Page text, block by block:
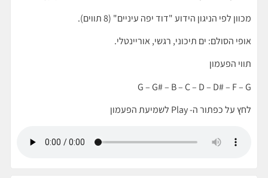
מכוון לפי הניגון הידוע "דוד יפה עיניים" (8 תווים).
אופי הסולם: ים תיכוני, רגשי, אוריינטלי.
תווי הפעמון
G – G# – B – C – D – D# – F – G
לחץ על כפתור ה- Play לשמיעת הפעמון